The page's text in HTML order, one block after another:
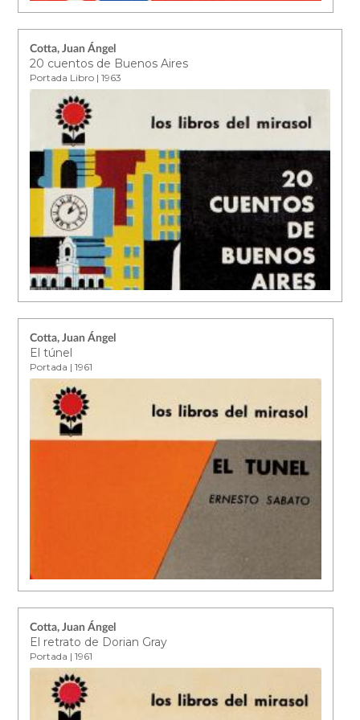
Cotta, Juan Ángel
20 cuentos de Buenos Aires
Portada Libro | 1963
Cotta, Juan Ángel
El túnel
Portada | 1961
Cotta, Juan Ángel
El retrato de Dorian Gray
Portada | 1961